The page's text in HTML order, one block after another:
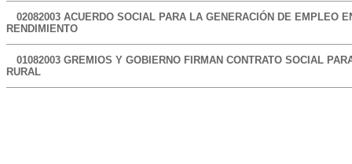
02082003 ACUERDO SOCIAL PARA LA GENERACIÓN DE EMPLEO
RENDIMIENTO
01082003 GREMIOS Y GOBIERNO FIRMAN CONTRATO SOCIAL
RURAL